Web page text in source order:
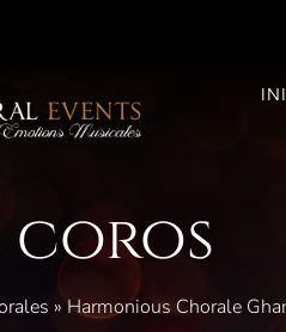
coros
» Harmonious Chorale